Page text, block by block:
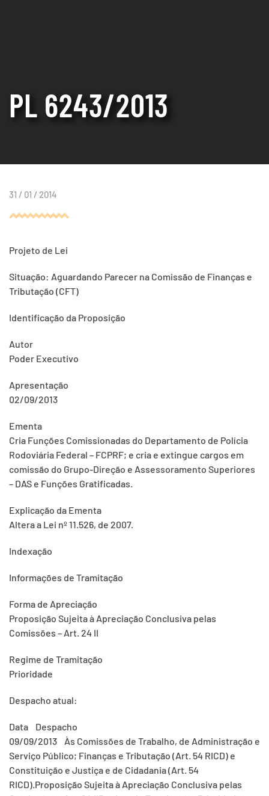
PL 6243/2013
31 / 01 / 2014
Projeto de Lei
Situação: Aguardando Parecer na Comissão de Finanças e
Tributação (CFT)
Identificação da Proposição
Autor
Poder Executivo
Apresentação
02/09/2013
Ementa
Cria Funções Comissionadas do Departamento de Polícia
Rodoviária Federal – FCPRF; e cria e extingue cargos em
comissão do Grupo-Direção e Assessoramento Superiores
– DAS e Funções Gratificadas.
Explicação da Ementa
Altera a Lei nº 11.526, de 2007.
Indexação
Informações de Tramitação
Forma de Apreciação
Proposição Sujeita à Apreciação Conclusiva pelas
Comissões – Art. 24 II
Regime de Tramitação
Prioridade
Despacho atual:
Data Despacho
09/09/2013 Às Comissões de Trabalho, de Administração e
Serviço Público; Finanças e Tributação (Art. 54 RICD) e
Constituição e Justiça e de Cidadania (Art. 54
RICD).Proposição Sujeita à Apreciação Conclusiva pelas